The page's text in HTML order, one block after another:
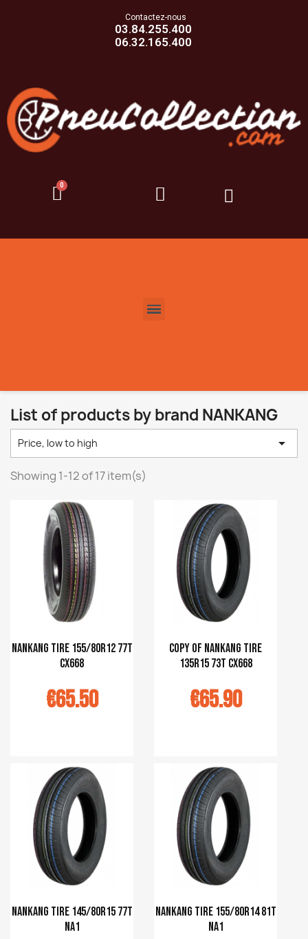
Contactez-nous
03.84.255.400
06.32.165.400
List of products by brand NANKANG
Price, low to high 
Showing 1-12 of 17 item(s)
Nankang tire 155/80R12 77T
CX668
€65.50
au panier
copy of Nankang tire
135R15 73T CX668
€65.90
Ajouter au panier
Nankang tire 145/80R15 77T
NA1
Nankang tire 155/80R14 81T
NA1